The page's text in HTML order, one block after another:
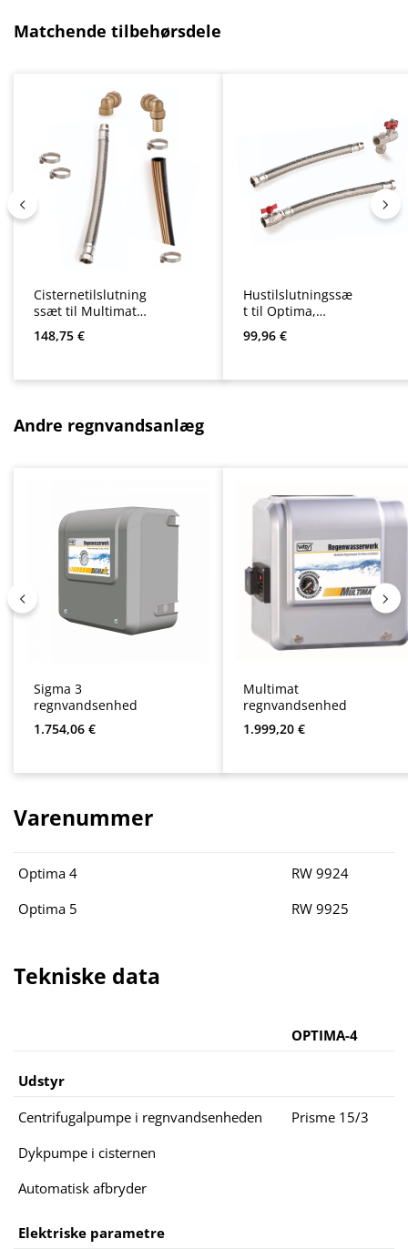
Spring produktgalleriet over
Matchende tilbehørsdele
Cisternetilslutning
ssæt til Multimat,
Optima Plus,
AspriPlus
Almindelig pris:
148,75 €
Hustilslutningssæ
t til Optima,
Multimat / Sigura
separationsstatio
Almindelig pris:
99,96 €
Spring produktgalleriet over
Andre regnvandsanlæg
Sigma 3
regnvandsenhed
Almindelig pris:
1.754,06 €
Multimat
regnvandsenhed
Almindelig pris:
1.999,20 €
Varenummer
Optima 4
RW 9924
Optima 5
RW 9925
Tekniske data
OPTIMA-4
Udstyr
Centrifugalpumpe i regnvandsenheden
Prisme 15/3
Dykpumpe i cisternen
Automatisk afbryder
Elektriske parametre